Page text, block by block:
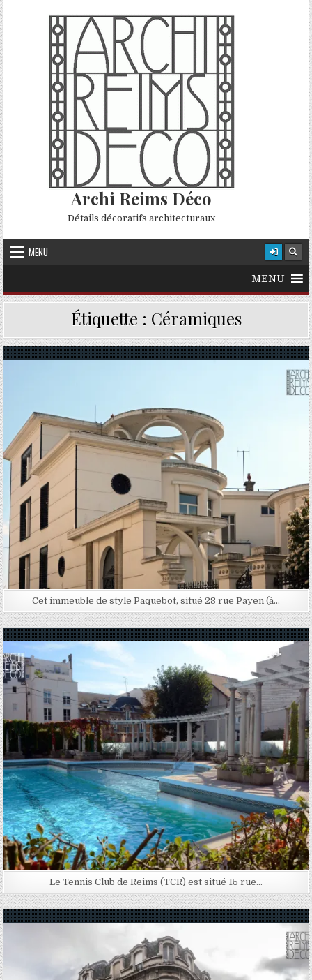
Skip to content
Archi Reims Déco
Détails décoratifs architecturaux
MENU
MENU
Étiquette : Céramiques
Cet immeuble de style Paquebot, situé 28 rue Payen (à…
Le Tennis Club de Reims (TCR) est situé 15 rue…